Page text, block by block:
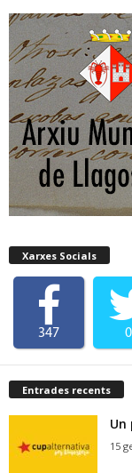
Xarxes Socials
347 0
Entrades recents
Un
15